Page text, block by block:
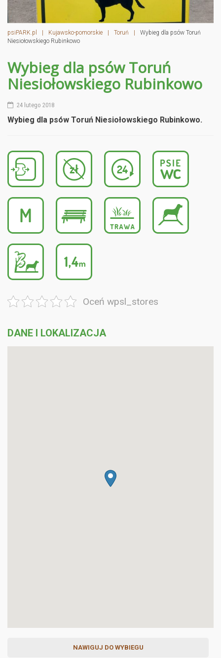
psiPARK.pl | Kujawsko-pomorskie | Toruń |
Wybieg dla psów Toruń
Niesiołowskiego Rubinkowo
Wybieg dla psów Toruń
Niesiołowskiego Rubinkowo
24 lutego 2018
Wybieg dla psów Toruń Niesiołowskiego Rubinkowo.
Oceń wpsl_stores
DANE I LOKALIZACJA
NAWIGUJ DO WYBIEGU